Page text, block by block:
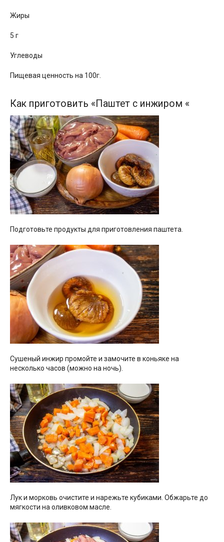
Жиры
5 г
Углеводы
Пищевая ценность на 100г.
Как приготовить «Паштет с инжиром «
Подготовьте продукты для приготовления паштета.
Сушеный инжир промойте и замочите в коньяке на
несколько часов (можно на ночь).
Лук и морковь очистите и нарежьте кубиками. Обжарьте до
мягкости на оливковом масле.